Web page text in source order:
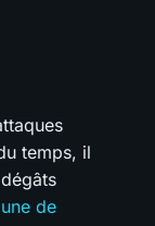
temps, il
de